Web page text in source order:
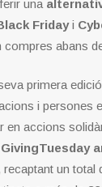
una
Fridayi
compres abans
primera
i persones
en accions
recaptant un total